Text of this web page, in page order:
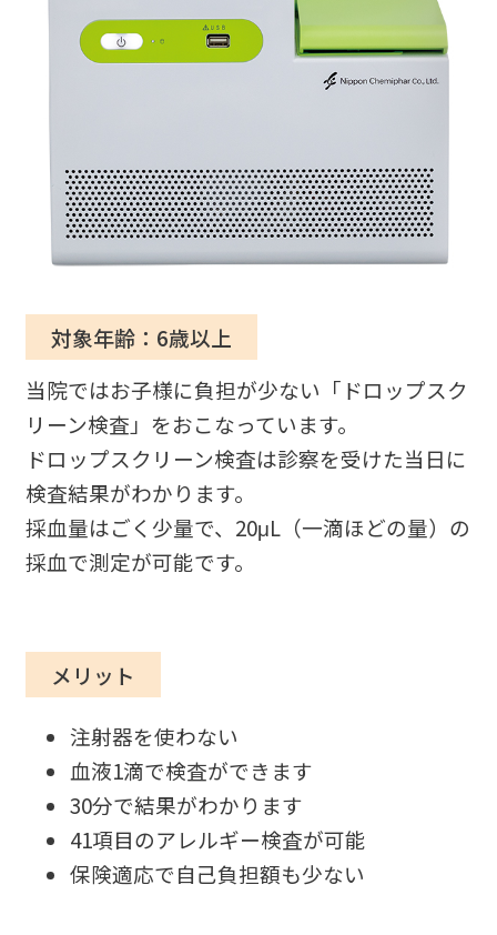
対象年齢：6歳以上
当院ではお子様に負担が少ない「ドロップスク
リーン検査」をおこなっています。
ドロップスクリーン検査は診察を受けた当日に
検査結果がわかります。
採血量はごく少量で、20μL（一滴ほどの量）の
採血で測定が可能です。
メリット
注射器を使わない
血液1滴で検査ができます
30分で結果がわかります
41項目のアレルギー検査が可能
保険適応で自己負担額も少ない